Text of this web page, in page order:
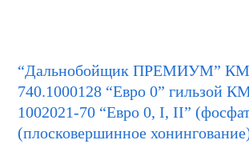
“Дальнобойщик ПРЕМИУМ”
740.1000128 “Евро 0” гильзой
1002021-70 “Евро 0, I, II”
(плосковершинное